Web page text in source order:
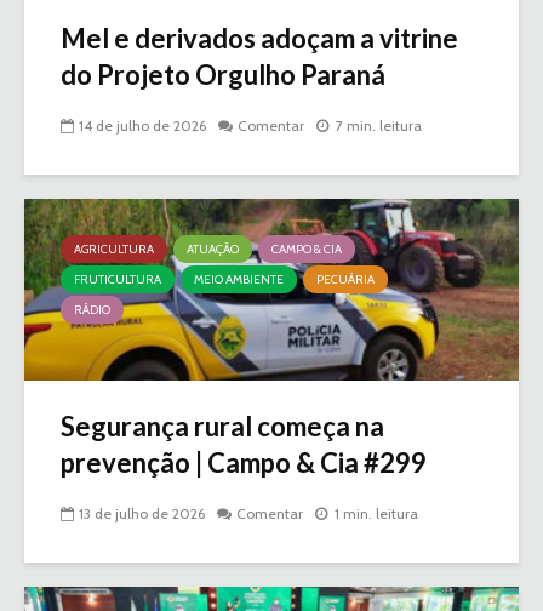
Mel e derivados adoçam a vitrine
do Projeto Orgulho Paraná
14 de julho de 2026 Comentar 7 min. leitura
AGRICULTURA ATUAÇÃO
CAMPO & CIA
FRUTICULTURA
MEIO AMBIENTE
PECUÁRIA
RÁDIO
Segurança rural começa na
prevenção | Campo & Cia #299
13 de julho de 2026 Comentar 1 min. leitura